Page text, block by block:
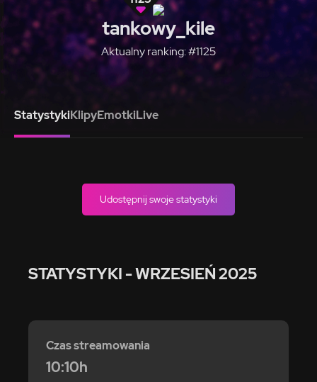
tankowy_kile
Aktualny ranking: #1125
StatystykiKlipyEmotkiLive
Udostępnij swoje statystyki
STATYSTYKI - WRZESIEŃ 2025
Czas streamowania
10:10h